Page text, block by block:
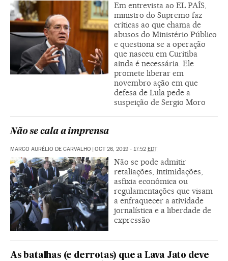
Em entrevista ao EL PAÍS,
ministro do Supremo faz
críticas ao que chama de
abusos do Ministério Público
e questiona se a operação
que nasceu em Curitiba
ainda é necessária. Ele
promete liberar em
novembro ação em que
defesa de Lula pede a
suspeição de Sergio Moro
Não se cala a imprensa
MARCO AURÉLIO DE CARVALHO | OCT 26, 2019 - 17:52 EDT
Não se pode admitir
retaliações, intimidações,
asfixia econômica ou
regulamentações que visam
a enfraquecer a atividade
jornalística e a liberdade de
expressão
As batalhas (e derrotas) que a Lava Jato deve